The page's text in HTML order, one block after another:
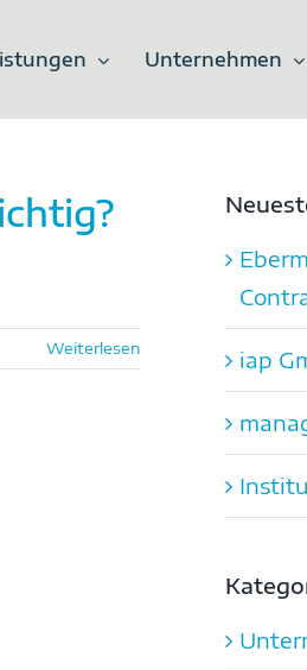
Unternehmen
Weiterlesen iap